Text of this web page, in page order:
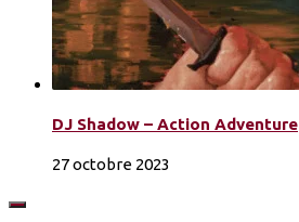
DJ Shadow – Action Adventure
27 octobre 2023